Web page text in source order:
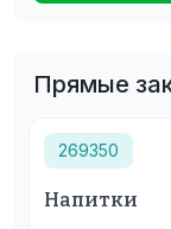
Прямые
269350
Напитки